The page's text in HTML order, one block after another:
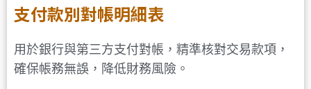
支付款別對帳明細表
用於銀行與第三方支付對帳，精準核對交易款項，
確保帳務無誤，降低財務風險。